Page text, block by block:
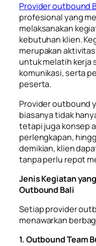
Provider outbound
profesional yang
melaksanakan
kebutuhan klien.
merupakan
untuk melatih kerja
komunikasi, serta
peserta.
Provider outbound
biasanya tidak
tetapi juga konsep
perlengkapan,
demikian, klien
tanpa perlu repot
Jenis Kegiatan
Outbound Bali
Setiap provider
menawarkan
1. Outbound Team